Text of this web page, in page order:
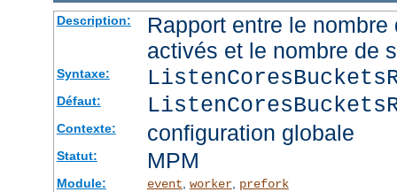
Description:
Rapport entre le
activés et le nombre de
Syntaxe:
Défaut:
Contexte: configuration globale
Statut: MPM
Module: event worker, prefork